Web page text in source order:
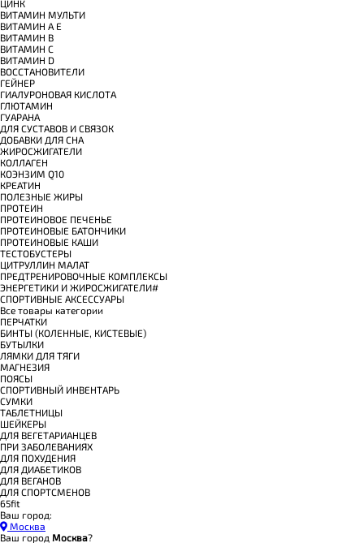
ЦИНК
ВИТАМИН МУЛЬТИ
ВИТАМИН A E
ВИТАМИН B
ВИТАМИН C
ВИТАМИН D
ВОССТАНОВИТЕЛИ
ГЕЙНЕР
ГИАЛУРОНОВАЯ КИСЛОТА
ГЛЮТАМИН
ГУАРАНА
ДЛЯ СУСТАВОВ И СВЯЗОК
ДОБАВКИ ДЛЯ СНА
ЖИРОСЖИГАТЕЛИ
КОЛЛАГЕН
КОЭНЗИМ Q10
КРЕАТИН
ПОЛЕЗНЫЕ ЖИРЫ
ПРОТЕИН
ПРОТЕИНОВОЕ ПЕЧЕНЬЕ
ПРОТЕИНОВЫЕ БАТОНЧИКИ
ПРОТЕИНОВЫЕ КАШИ
ТЕСТОБУСТЕРЫ
ЦИТРУЛЛИН МАЛАТ
ПРЕДТРЕНИРОВОЧНЫЕ КОМПЛЕКСЫ
ЭНЕРГЕТИКИ И ЖИРОСЖИГАТЕЛИ#
СПОРТИВНЫЕ АКСЕССУАРЫ
Все товары категории
ПЕРЧАТКИ
БИНТЫ (КОЛЕННЫЕ, КИСТЕВЫЕ)
БУТЫЛКИ
ЛЯМКИ ДЛЯ ТЯГИ
МАГНЕЗИЯ
ПОЯСЫ
СПОРТИВНЫЙ ИНВЕНТАРЬ
СУМКИ
ТАБЛЕТНИЦЫ
ШЕЙКЕРЫ
ДЛЯ ВЕГЕТАРИАНЦЕВ
ПРИ ЗАБОЛЕВАНИЯХ
ДЛЯ ПОХУДЕНИЯ
ДЛЯ ДИАБЕТИКОВ
ДЛЯ ВЕГАНОВ
ДЛЯ СПОРТСМЕНОВ
65fit
Ваш город:
Москва
Ваш город Москва?